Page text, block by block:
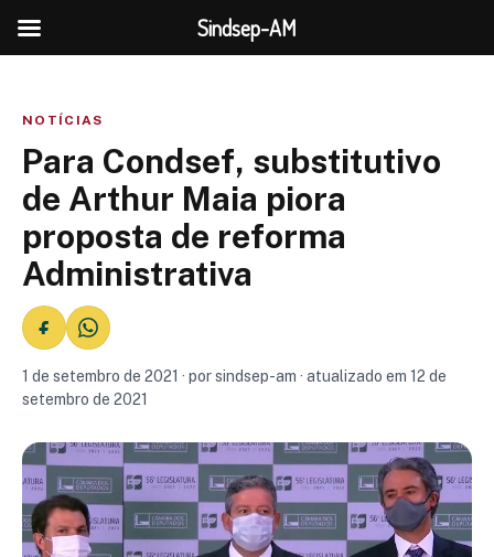
NOTÍCIAS
Para Condsef, substitutivo
de Arthur Maia piora
proposta de reforma
Administrativa
1 de setembro de 2021 · por sindsep-am · atualizado em 12 de
setembro de 2021
Sindsep-AM